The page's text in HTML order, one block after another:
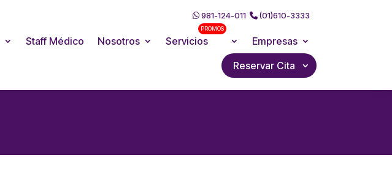
981-124-011 (01)610-3333
Staff Médico Nosotros Servicios
PROMOS
Empresas
Reservar Cita